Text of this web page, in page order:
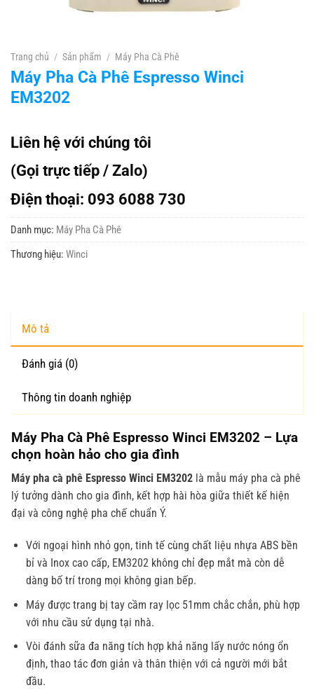
Trang chủ / Sản phẩm / Máy Pha Cà Phê
Máy Pha Cà Phê Espresso Winci
EM3202
Liên hệ với chúng tôi
(Gọi trực tiếp / Zalo)
Điện thoại: 093 6088 730
Danh mục: Máy Pha Cà Phê
Thương hiệu: Winci
Mô tả
Đánh giá (0)
Thông tin doanh nghiệp
Máy Pha Cà Phê Espresso Winci EM3202 – Lựa
chọn hoàn hảo cho gia đình
Máy pha cà phê Espresso Winci EM3202 là mẫu máy pha cà phê
lý tưởng dành cho gia đình, kết hợp hài hòa giữa thiết kế hiện
đại và công nghệ pha chế chuẩn Ý.
Với ngoại hình nhỏ gọn, tinh tế cùng chất liệu nhựa ABS bền
bỉ và Inox cao cấp, EM3202 không chỉ đẹp mắt mà còn dễ
dàng bố trí trong mọi không gian bếp.
Máy được trang bị tay cầm ray lọc 51mm chắc chắn, phù hợp
với nhu cầu sử dụng tại nhà.
Vòi đánh sữa đa năng tích hợp khả năng lấy nước nóng ổn
định, thao tác đơn giản và thân thiện với cả người mới bắt
đầu.